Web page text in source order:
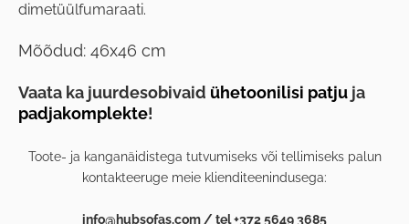
dimetüülfumaraati.
Mõõdud: 46x46 cm
Vaata ka juurdesobivaid ühetoonilisi patju ja
padjakomplekte!
Toote- ja kanganäidistega tutvumiseks või tellimiseks palun
kontakteeruge meie klienditeenindusega:
info@hubsofas.com / tel +372 5649 3685